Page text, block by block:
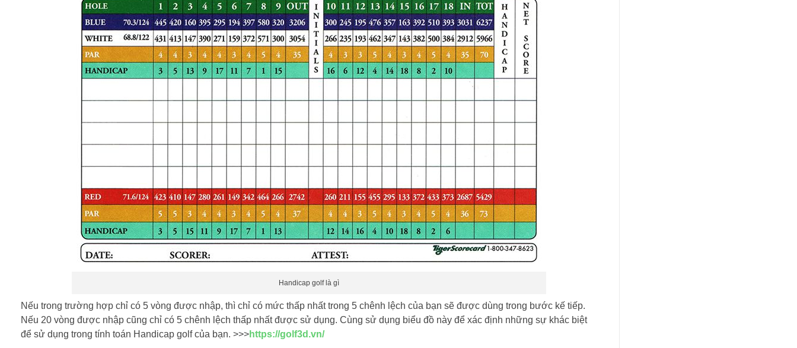
Handicap golf là gì
Nếu trong trường hợp chỉ có 5 vòng được nhập, thì chỉ có mức thấp nhất trong 5 chênh lệch của bạn sẽ được dùng trong bước kế tiếp.
Nếu 20 vòng được nhập cũng chỉ có 5 chênh lệch thấp nhất được sử dụng. Cùng sử dụng biểu đồ này để xác định những sự khác biệt
để sử dụng trong tính toán Handicap golf của bạn. >>>https://golf3d.vn/